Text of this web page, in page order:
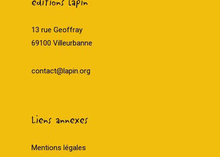
13 rue Geoffray
69100 Villeurbanne
contact@lapin.org
Liens annexes
Mentions légales